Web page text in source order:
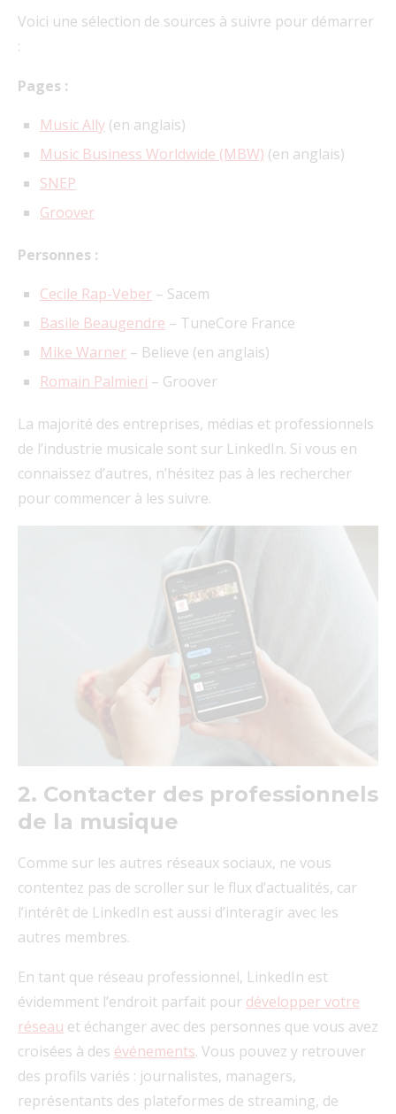
Voici une sélection de sources à suivre pour démarrer
:
Pages :
Music Ally (en anglais)
Music Business Worldwide (MBW) (en anglais)
SNEP
Groover
Personnes :
Cecile Rap-Veber – Sacem
Basile Beaugendre – TuneCore France
Mike Warner – Believe (en anglais)
Romain Palmieri – Groover
La majorité des entreprises, médias et professionnels
de l’industrie musicale sont sur LinkedIn. Si vous en
connaissez d’autres, n’hésitez pas à les rechercher
pour commencer à les suivre.
2. Contacter des professionnels
de la musique
Comme sur les autres réseaux sociaux, ne vous
contentez pas de scroller sur le flux d’actualités, car
l’intérêt de LinkedIn est aussi d’interagir avec les
autres membres.
En tant que réseau professionnel, LinkedIn est
évidemment l’endroit parfait pour développer votre
réseau et échanger avec des personnes que vous avez
croisées à des événements. Vous pouvez y retrouver
des profils variés : journalistes, managers,
représentants des plateformes de streaming, de